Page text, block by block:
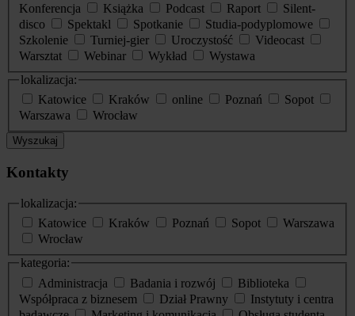
Konferencja
Książka Podcast Raport
Silent-
disco
Spektakl Spotkanie
Studia-podyplomowe
Szkolenie
Turniej-gier Uroczystość
Videocast
Warsztat
Webinar Wykład
Wystawa
lokalizacja:
Katowice
Kraków online Poznań
Sopot
Warszawa
Wrocław
Wyszukaj
Kontakty
lokalizacja:
Katowice
Kraków Poznań Sopot
Warszawa
Wrocław
kategoria:
Administracja
Badania i rozwój
Biblioteka
Współpraca z biznesem
Dział Prawny
Instytuty i centra